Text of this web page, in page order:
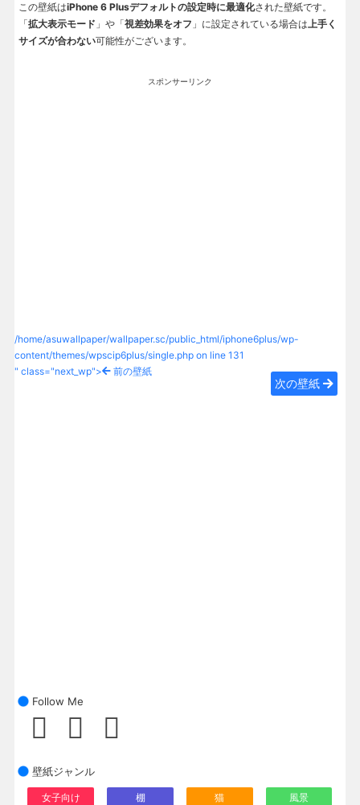
この壁紙はiPhone 6 Plusデフォルトの設定時に最適化された壁紙です。
「拡大表示モード 」や「視差効果をオフ 」に設定されている場合は上手く
サイズが合わない可能性がございます。
スポンサーリンク
/home/asuwallpaper/wallpaper.sc/public_html/iphone6plus/wp-
content/themes/wpscip6plus/single.php on line 131
" class="next_wp">
前の壁紙
次の壁紙
Follow Me
壁紙ジャンル
女子向け 棚 猫 風景